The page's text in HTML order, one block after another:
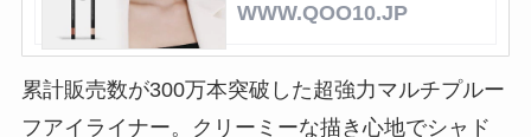
WWW.QOO10.JP
累計販売数が300万本突破した超強力マルチプルー
フアイライナー。クリーミーな描き心地でシャド